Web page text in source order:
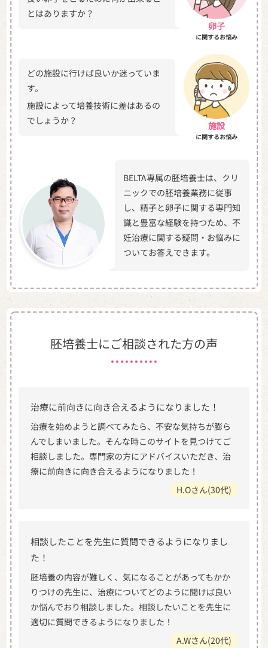
とはありますか？
卵子
に関するお悩み
どの施設に行けば良いか迷っていま
す。
施設によって培養技術に差はあるの
でしょうか？
施設
に関するお悩み
BELTA専属の胚培養士は、クリ
ニックでの胚培養業務に従事
し、精子と卵子に関する専門知
識と豊富な経験を持つため、不
妊治療に関する疑問・お悩みに
ついてお答えできます。
胚培養士にご相談された方の声
治療に前向きに向き合えるようになりました！
治療を始めようと調べてみたら、不安な気持ちが膨ら
んでしまいました。そんな時このサイトを見つけてご
相談しました。専門家の方にアドバイスいただき、治
療に前向きに向き合えるようになりました！
H.Oさん(30代)
相談したことを先生に質問できるようになりまし
た！
胚培養の内容が難しく、気になることがあってもかか
りつけの先生に、治療についてどのように聞けば良い
か悩んでおり相談しました。相談したいことを先生に
適切に質問できるようになりました！
A.Wさん(20代)